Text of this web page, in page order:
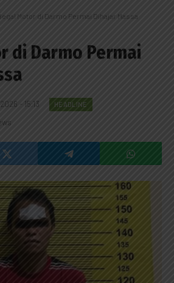
Motor di Darmo Permai Dihajar Massa
di Darmo Permai
- 15:13 HEADLINE